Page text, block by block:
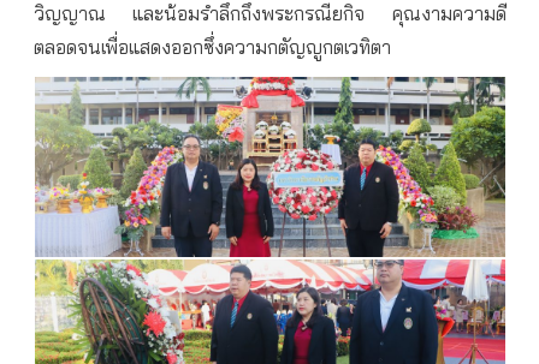
วิญญาณ
และน้อมรำลึกถึงพระกรณียกิจ
คุณงามความดี
ตลอดจนเพื่อแสดงออกซึ่งความกตัญญูกตเวทิตา